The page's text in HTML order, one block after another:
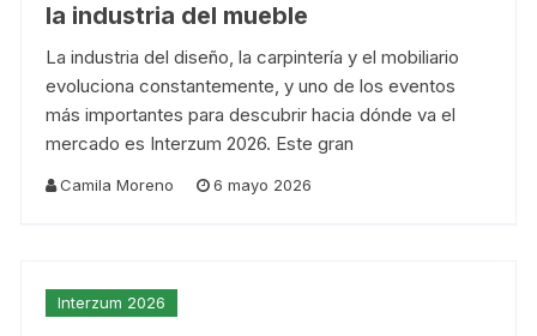
la industria del mueble
La industria del diseño, la carpintería y el mobiliario
evoluciona constantemente, y uno de los eventos
más importantes para descubrir hacia dónde va el
mercado es Interzum 2026. Este gran
Camila Moreno 6 mayo 2026
Interzum 2026